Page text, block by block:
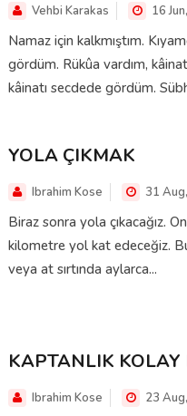
Vehbi Karakas 16
Namaz için kalkmıştım.
gördüm. Rükûa vardım,
kâinatı secdede gördüm.
YOLA ÇIKMAK
Ibrahim Kose 31
Biraz sonra yola çıkacağız.
kilometre yol kat edeceğiz.
veya at sırtında aylarca...
KAPTANLIK KOLAY
Ibrahim Kose 23